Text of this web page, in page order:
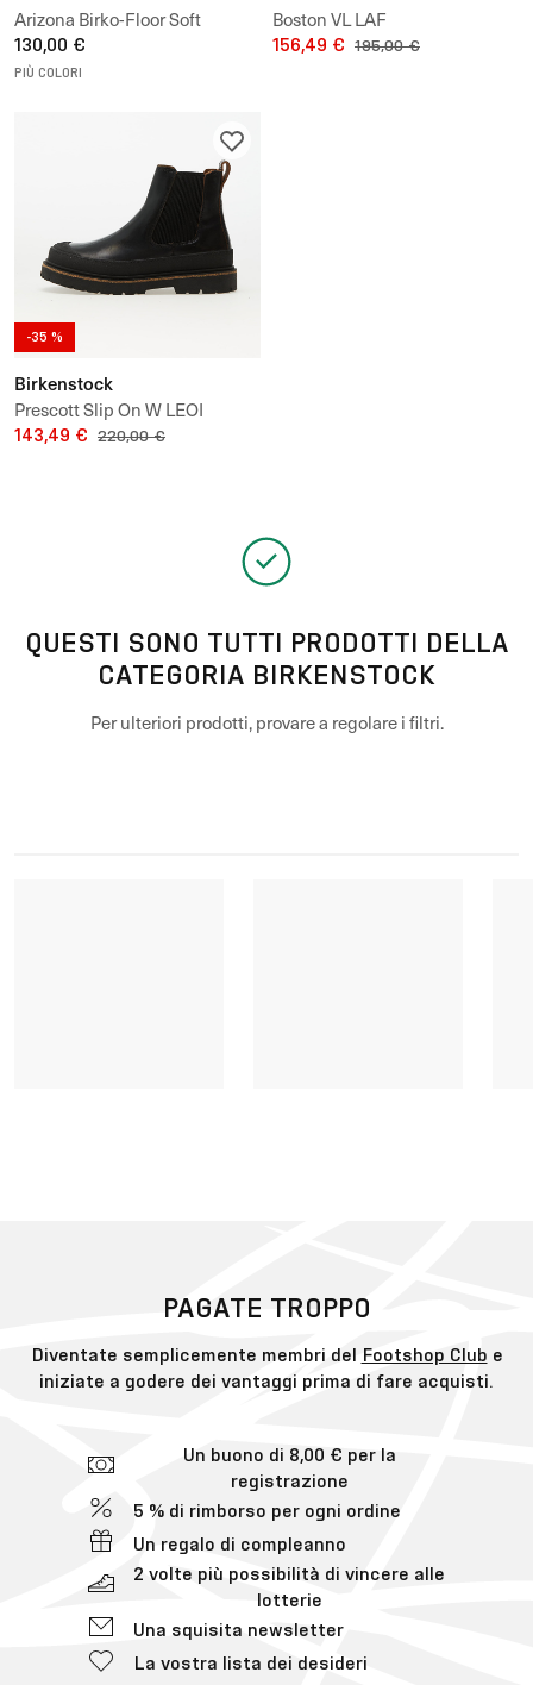
Arizona Birko-Floor Soft
130,00 €
PIÙ COLORI
Boston VL LAF
156,49 € 195,00 €
-35 %
Birkenstock
Prescott Slip On W LEOI
143,49 € 220,00 €
QUESTI SONO TUTTI PRODOTTI DELLA
CATEGORIA BIRKENSTOCK
Per ulteriori prodotti, provare a regolare i filtri.
PAGATE TROPPO
Diventate semplicemente membri del Footshop Club e
iniziate a godere dei vantaggi prima di fare acquisti.
Un buono di 8,00 € per la
registrazione
5 % di rimborso per ogni ordine
Un regalo di compleanno
2 volte più possibilità di vincere alle
lotterie
Una squisita newsletter
La vostra lista dei desideri